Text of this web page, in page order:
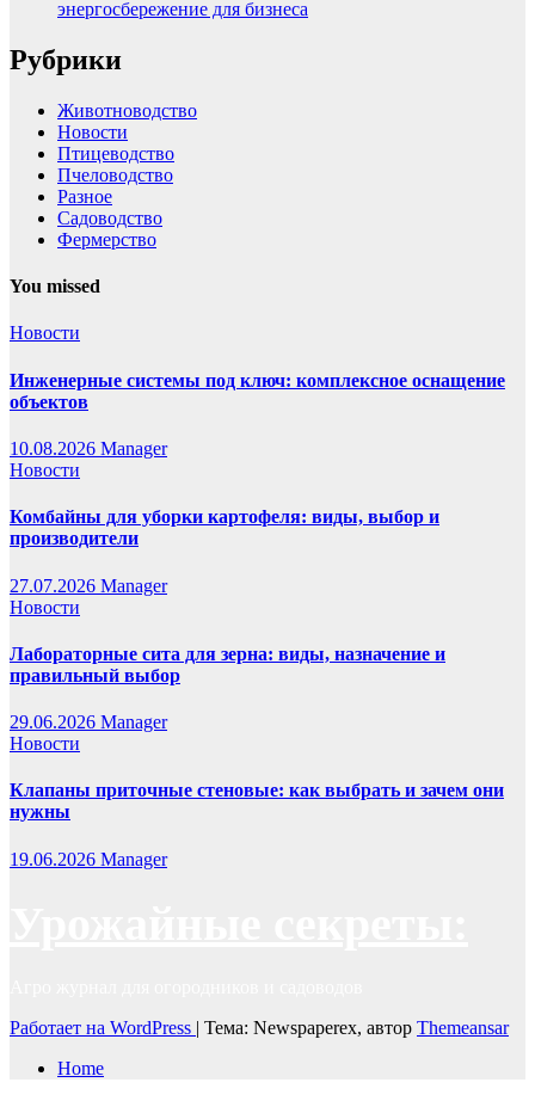
энергосбережение для бизнеса
Рубрики
Животноводство
Новости
Птицеводство
Пчеловодство
Разное
Садоводство
Фермерство
You missed
Новости
Инженерные системы под ключ: комплексное оснащение
объектов
10.08.2026 Manager
Новости
Комбайны для уборки картофеля: виды, выбор и
производители
27.07.2026 Manager
Новости
Лабораторные сита для зерна: виды, назначение и
правильный выбор
29.06.2026 Manager
Новости
Клапаны приточные стеновые: как выбрать и зачем они
нужны
19.06.2026 Manager
Работает на WordPress
Тема: Newspaperex, автор Themeansar
Home